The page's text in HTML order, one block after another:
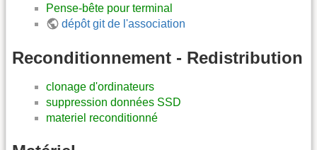
Pense-bête pour terminal
dépôt git de l'association
Reconditionnement - Redistribution
clonage d'ordinateurs
suppression données SSD
materiel reconditionné